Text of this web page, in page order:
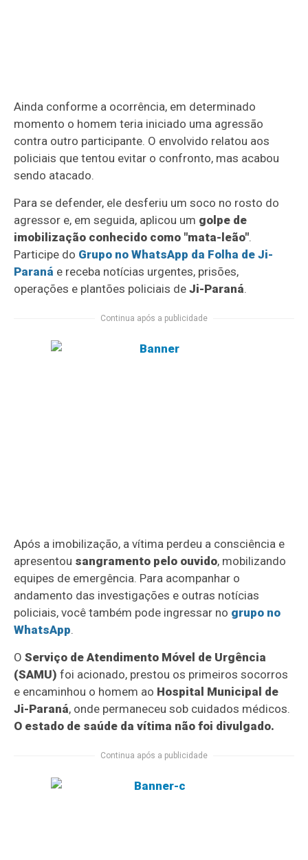
Ainda conforme a ocorrência, em determinado
momento o homem teria iniciado uma agressão
contra outro participante. O envolvido relatou aos
policiais que tentou evitar o confronto, mas acabou
sendo atacado.
Para se defender, ele desferiu um soco no rosto do
agressor e, em seguida, aplicou um golpe de
imobilização conhecido como "mata-leão".
Participe do Grupo no WhatsApp da Folha de Ji-
Paraná e receba notícias urgentes, prisões,
operações e plantões policiais deJi-Paraná.
Continua após a publicidade
Após a imobilização, a vítima perdeu a consciência e
apresentou sangramento pelo ouvido, mobilizando
equipes de emergência. Para acompanhar o
andamento das investigações e outras notícias
policiais, você também pode ingressar no grupo no
WhatsApp.
OServiço de Atendimento Móvel de Urgência
(SAMU) foi acionado, prestou os primeiros socorros
e encaminhou o homem ao Hospital Municipal de
Ji-Paraná, onde permaneceu sob cuidados médicos.
O estado de saúde da vítima não foi divulgado.
Continua após a publicidade